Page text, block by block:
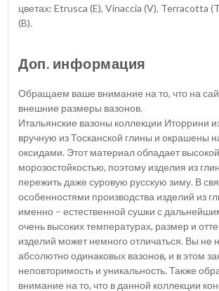
цветах: Etrusca (E), Vinaccia (V), Terracotta
(B).
Доп. информация
Обращаем ваше внимание на то, что на
внешние размеры вазонов.
Итальянские вазоны коллекции Иторрини
вручную из Тосканской глины и окрашены
оксидами. Этот материал обладает
морозостойкостью, поэтому изделия из
пережить даже суровую русскую зиму. В
особенностями производства изделий из
именно – естественной сушки с
очень высоких температурах, размер и
изделий может немного отличаться. Вы не
абсолютно одинаковых вазонов, и в этом
неповторимость и уникальность. Также
внимание на то, что в данной коллекции